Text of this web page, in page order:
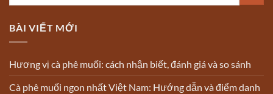
BÀI VIẾT MỚI
Hương vị cà phê muối: cách nhận biết, đánh giá và so sánh
Cà phê muối ngon nhất Việt Nam: Hướng dẫn và điểm danh